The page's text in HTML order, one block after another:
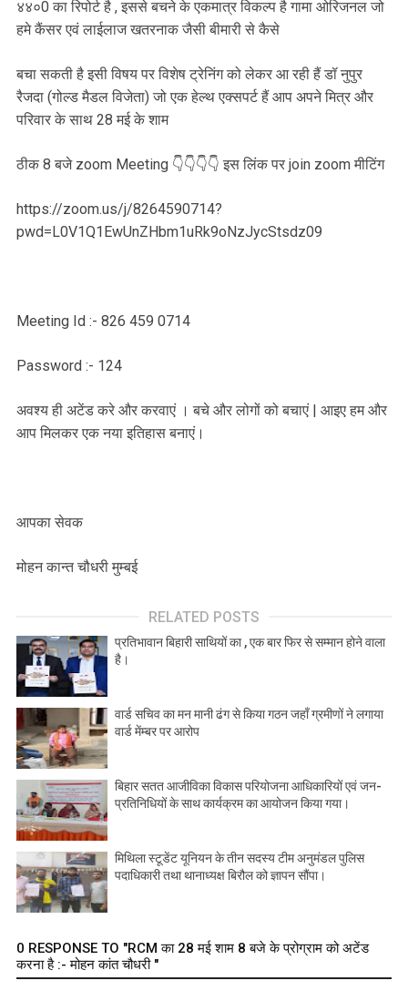
४४०0 का रिपोर्ट है , इससे बचने के एकमात्र विकल्प है गामा ओरिजनल जो
हमे कैंसर एवं लाईलाज खतरनाक जैसी बीमारी से कैसे
बचा सकती है इसी विषय पर विशेष ट्रेनिंग को लेकर आ रही हैं डॉ नुपुर
रैजदा (गोल्ड मैडल विजेता) जो एक हेल्थ एक्सपर्ट हैं आप अपने मित्र और
परिवार के साथ 28 मई के शाम
ठीक 8 बजे zoom Meeting 👇👇👇👇 इस लिंक पर join zoom मीटिंग
https://zoom.us/j/8264590714?
pwd=L0V1Q1EwUnZHbm1uRk9oNzJycStsdz09
Meeting Id :- 826 459 0714
Password :- 124
अवश्य ही अटेंड करे और करवाएं । बचे और लोगों को बचाएं | आइए हम और
आप मिलकर एक नया इतिहास बनाएं।
आपका सेवक
मोहन कान्त चौधरी मुम्बई
RELATED POSTS
प्रतिभावान बिहारी साथियों का , एक बार फिर से सम्मान होने वाला
है।
वार्ड सचिव का मन मानी ढंग से किया गठन जहाँ ग्रमीणों ने लगाया
वार्ड मेंम्बर पर आरोप
बिहार सतत आजीविका विकास परियोजना आधिकारियों एवं जन-
प्रतिनिधियों के साथ कार्यक्रम का आयोजन किया गया।
मिथिला स्टूडेंट यूनियन के तीन सदस्य टीम अनुमंडल पुलिस
पदाधिकारी तथा थानाध्यक्ष बिरौल को ज्ञापन सौंपा।
0 RESPONSE TO "RCM का 28 मई शाम 8 बजे के प्रोग्राम को अटेंड
करना है :- मोहन कांत चौधरी "